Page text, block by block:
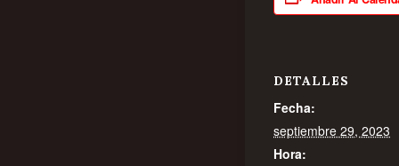
DETALLES
Fecha:
septiembre 29, 2023
Hora: